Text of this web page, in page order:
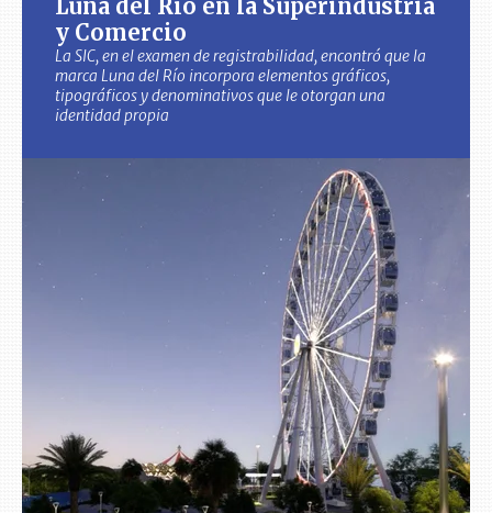
Luna del Río en la Superindustria
y Comercio
La SIC, en el examen de registrabilidad, encontró que la
marca Luna del Río incorpora elementos gráficos,
tipográficos y denominativos que le otorgan una
identidad propia